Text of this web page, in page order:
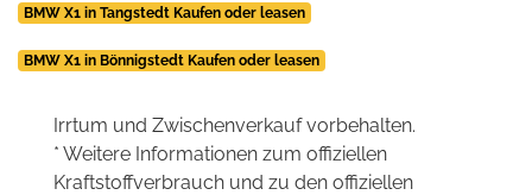
BMW X1 in Tangstedt Kaufen oder leasen
BMW X1 in Bönnigstedt Kaufen oder leasen
Irrtum und Zwischenverkauf vorbehalten.
* Weitere Informationen zum offiziellen
Kraftstoffverbrauch und zu den offiziellen